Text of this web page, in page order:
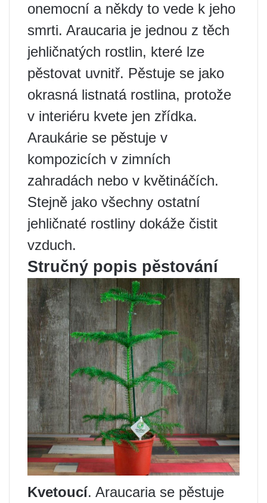
onemocní a někdy to vede k jeho
smrti. Araucaria je jednou z těch
jehličnatých rostlin, které lze
pěstovat uvnitř. Pěstuje se jako
okrasná listnatá rostlina, protože
v interiéru kvete jen zřídka.
Araukárie se pěstuje v
kompozicích v zimních
zahradách nebo v květináčích.
Stejně jako všechny ostatní
jehličnaté rostliny dokáže čistit
vzduch.
Stručný popis pěstování
Kvetoucí. Araucaria se pěstuje